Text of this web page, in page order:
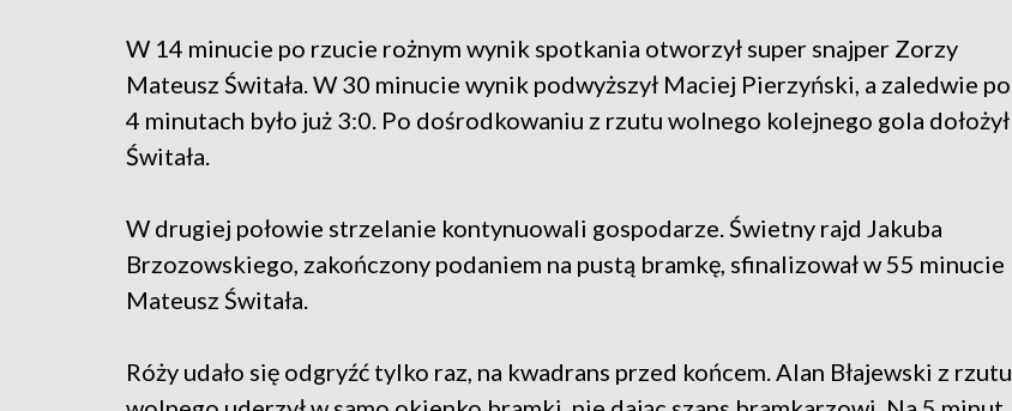
W 14 minucie po rzucie rożnym wynik spotkania otworzył super snajper Zorzy
Mateusz Świtała. W 30 minucie wynik podwyższył Maciej Pierzyński, a zaledwie po
4 minutach było już 3:0. Po dośrodkowaniu z rzutu wolnego kolejnego gola dołożył
Świtała.
W drugiej połowie strzelanie kontynuowali gospodarze. Świetny rajd Jakuba
Brzozowskiego, zakończony podaniem na pustą bramkę, sfinalizował w 55 minucie
Mateusz Świtała.
Róży udało się odgryźć tylko raz, na kwadrans przed końcem. Alan Błajewski z rzutu